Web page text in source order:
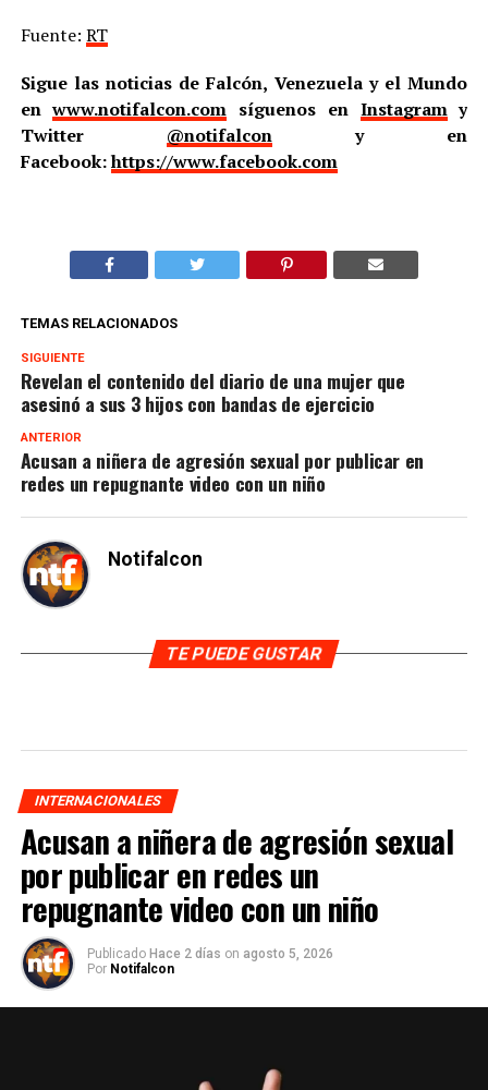
Fuente: RT
Sigue las noticias de Falcón, Venezuela y el Mundo
enwww.notifalcon.com síguenos en Instagramy
Twitter @notifalcony en
Facebook:https://www.facebook.com
TEMAS RELACIONADOS
SIGUIENTE
Revelan el contenido del diario de una mujer que
asesinó a sus 3 hijos con bandas de ejercicio
ANTERIOR
Acusan a niñera de agresión sexual por publicar en
redes un repugnante video con un niño
Notifalcon
TE PUEDE GUSTAR
INTERNACIONALES
Acusan a niñera de agresión sexual
por publicar en redes un
repugnante video con un niño
Publicado Hace 2 días on agosto 5, 2026
Por Notifalcon